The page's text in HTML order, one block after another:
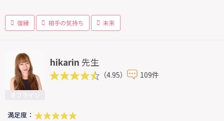
復縁 相手の気持ち 未来
hikarin 先生
（4.95） 109件
満足度：